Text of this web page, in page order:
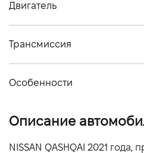
Количество мест, шт
Двигатель
Мощность двигателя (л.с)
Динамика разгона 0-100
Трансмиссия
Особенности
Описание
NISSAN QASHQAI 2021